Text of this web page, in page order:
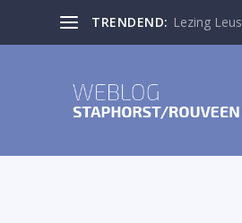
TRENDEND: Lezing